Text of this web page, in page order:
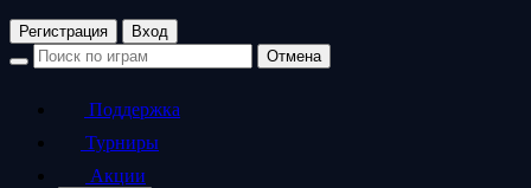
Регистрация
Вход
Отмена
Поддержка
Турниры
Акции